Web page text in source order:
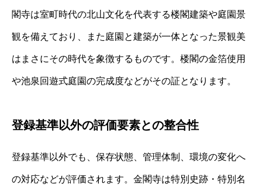
閣寺は室町時代の北山文化を代表する楼閣建築や庭園景
観を備えており、また庭園と建築が一体となった景観美
はまさにその時代を象徴するものです。楼閣の金箔使用
や池泉回遊式庭園の完成度などがその証となります。
登録基準以外の評価要素との整合性
登録基準以外でも、保存状態、管理体制、環境の変化へ
の対応などが評価されます。金閣寺は特別史跡・特別名